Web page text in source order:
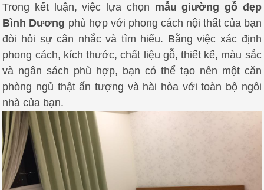
Trong kết luận, việc lựa chọn mẫu giường gỗ đẹp
Bình Dương phù hợp với phong cách nội thất của bạn
đòi hỏi sự cân nhắc và tìm hiểu. Bằng việc xác định
phong cách, kích thước, chất liệu gỗ, thiết kế, màu sắc
và ngân sách phù hợp, bạn có thể tạo nên một căn
phòng ngủ thật ấn tượng và hài hòa với toàn bộ ngôi
nhà của bạn.